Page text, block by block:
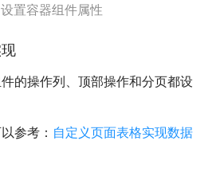
置容器组件属性
的操作列、顶部操作和分页都设
参考： 自定义页面表格实现数据